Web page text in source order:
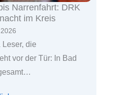
Narrenfahrt: DRK
im Kreis
Leser, die
vor der Tür: In Bad